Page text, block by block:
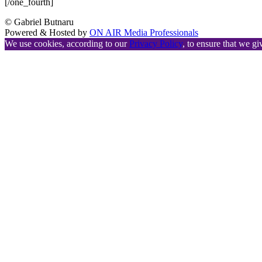
[/one_fourth]
© Gabriel Butnaru
Powered & Hosted by ON AIR Media Professionals
We use cookies, according to ourPrivacy Policy, to ensure that we